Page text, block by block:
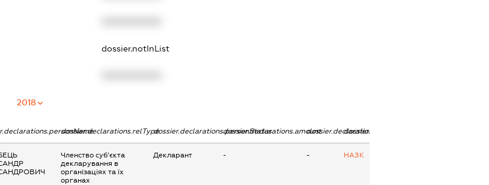
dossier.notInList
2018
dossier.declarations.relTypedossier.declarations.personStatusdossier.declarations.amountdossier.declarations.currency
dossier.declarations.source
Членство суб’єкта
декларування в
організаціях та їх
органах
Декларант - - НАЗК